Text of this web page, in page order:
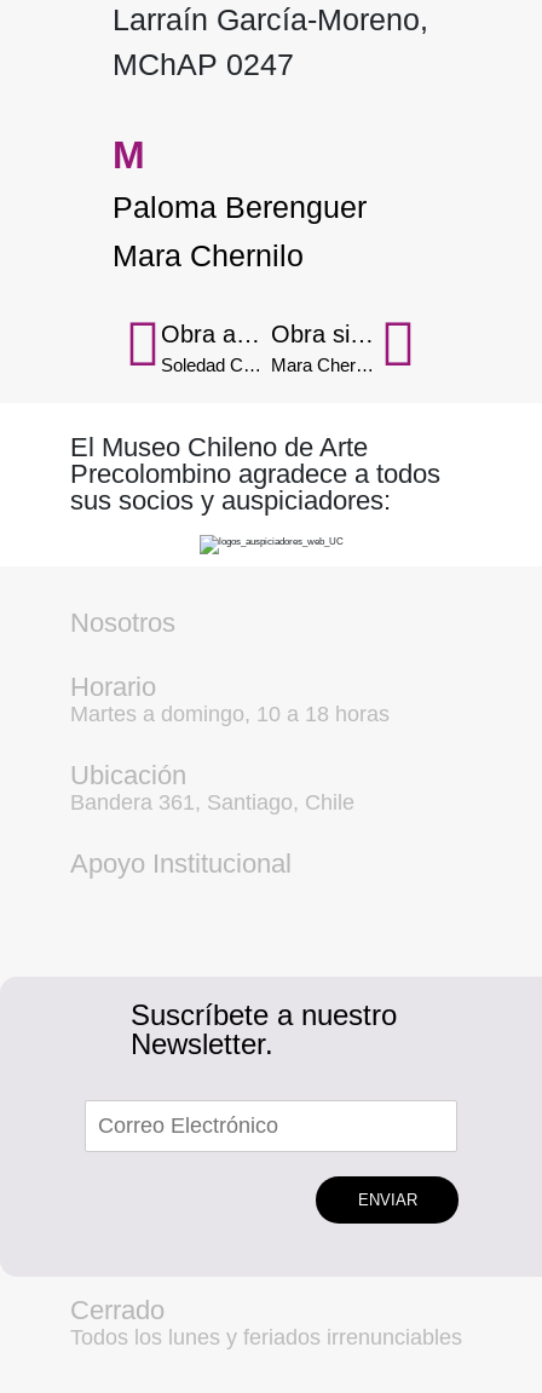
Larraín García-Moreno,
MChAP 0247
M
Paloma Berenguer
Mara Chernilo
Obra anterior
Soledad Christie
Obra siguiente
Mara Chernilo
El Museo Chileno de Arte
Precolombino agradece a todos
sus socios y auspiciadores:
Nosotros
Horario
Martes a domingo, 10 a 18 horas
Ubicación
Bandera 361, Santiago, Chile
Apoyo Institucional
Suscríbete a nuestro
Newsletter.
ENVIAR
Cerrado
Todos los lunes y feriados irrenunciables